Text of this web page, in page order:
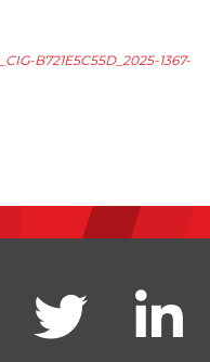
B721E5C55D_2025-1367-